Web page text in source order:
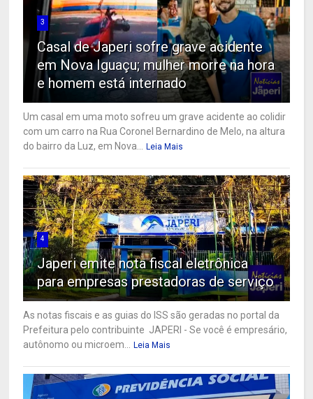
3
Casal de Japeri sofre grave acidente
em Nova Iguaçu; mulher morre na hora
e homem está internado
Um casal em uma moto sofreu um grave acidente ao colidir
com um carro na Rua Coronel Bernardino de Melo, na altura
do bairro da Luz, em Nova...
Leia Mais
4
Japeri emite nota fiscal eletrônica
para empresas prestadoras de serviço
As notas fiscais e as guias do ISS são geradas no portal da
Prefeitura pelo contribuinte JAPERI - Se você é empresário,
autônomo ou microem...
Leia Mais